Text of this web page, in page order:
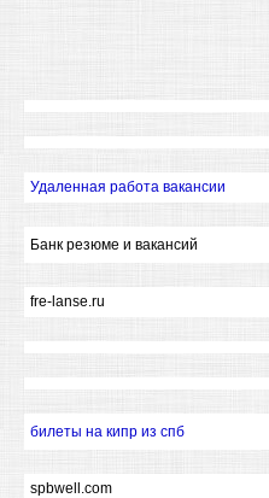
Удаленная работа вакансии
Банк резюме и вакансий
fre-lanse.ru
билеты на кипр из спб
spbwell.com